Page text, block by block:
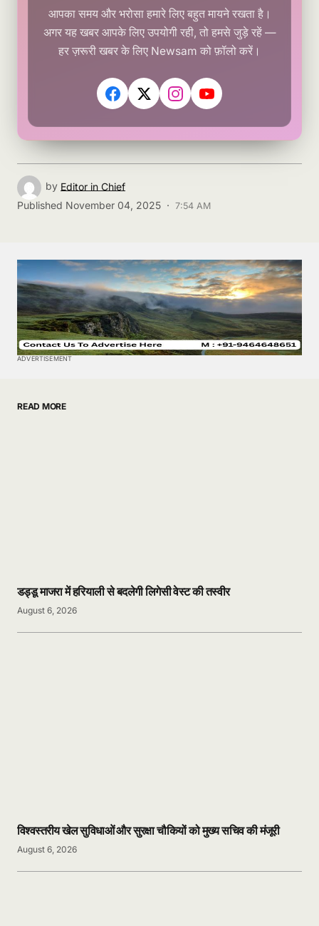
आपका समय और भरोसा हमारे लिए बहुत मायने रखता है।
अगर यह खबर आपके लिए उपयोगी रही, तो हमसे जुड़े रहें —
हर ज़रूरी खबर के लिए Newsam को फ़ॉलो करें।
by Editor in Chief
Published November 04, 2025 · 7:54 AM
ADVERTISEMENT
READ MORE
डड्डू माजरा में हरियाली से बदलेगी लिगेसी वेस्ट की तस्वीर
August 6, 2026
विश्वस्तरीय खेल सुविधाओं और सुरक्षा चौकियों को मुख्य सचिव की मंजूरी
August 6, 2026